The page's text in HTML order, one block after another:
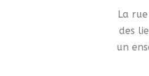
La
des
un